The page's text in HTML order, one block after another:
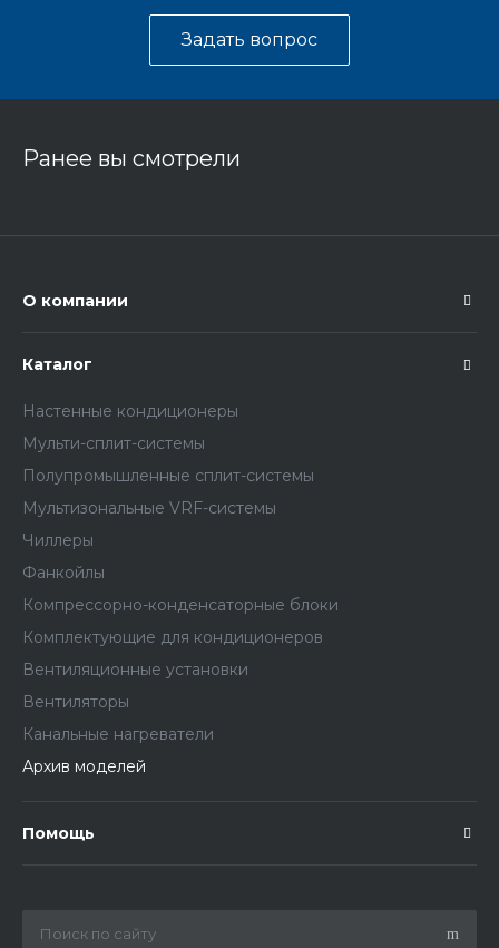
Задать вопрос
Ранее вы смотрели
О компании
Каталог
Настенные кондиционеры
Мульти-сплит-системы
Полупромышленные сплит-системы
Мультизональные VRF-системы
Чиллеры
Фанкойлы
Компрессорно-конденсаторные блоки
Комплектующие для кондиционеров
Вентиляционные установки
Вентиляторы
Канальные нагреватели
Архив моделей
Помощь